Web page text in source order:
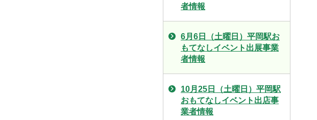
者情報
6月6日（土曜日）平岡駅お
もてなしイベント出展事業
者情報
10月25日（土曜日）平岡駅
おもてなしイベント出店事
業者情報